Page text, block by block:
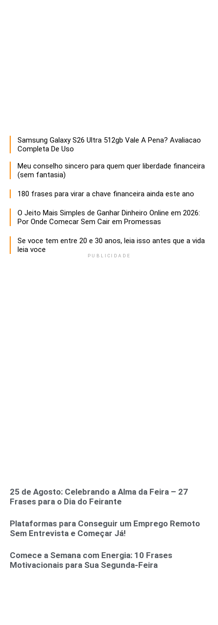
Samsung Galaxy S26 Ultra 512gb Vale A Pena? Avaliacao
Completa De Uso
Meu conselho sincero para quem quer liberdade financeira
(sem fantasia)
180 frases para virar a chave financeira ainda este ano
O Jeito Mais Simples de Ganhar Dinheiro Online em 2026:
Por Onde Comecar Sem Cair em Promessas
Se voce tem entre 20 e 30 anos, leia isso antes que a vida
leia voce
PUBLICIDADE
25 de Agosto: Celebrando a Alma da Feira – 27
Frases para o Dia do Feirante
Plataformas para Conseguir um Emprego Remoto
Sem Entrevista e Começar Já!
Comece a Semana com Energia: 10 Frases
Motivacionais para Sua Segunda-Feira